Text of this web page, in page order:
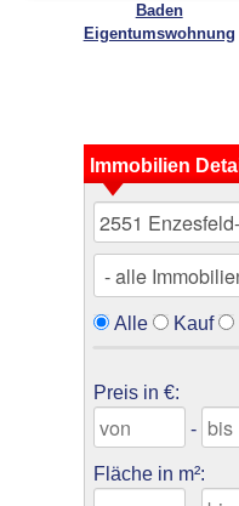
Baden
Eigentumswohnung
Immobilien
Alle Kauf
Preis in €:
-
Fläche in m²: